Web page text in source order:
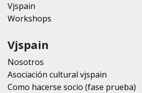
Vjspain
Workshops
Vjspain
Nosotros
Asociación cultural vjspain
Como hacerse socio (fase prueba)